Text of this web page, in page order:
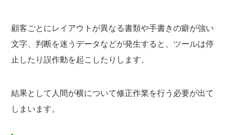
顧客ごとにレイアウトが異なる書類や手書きの癖が強い
文字、判断を迷うデータなどが発生すると、ツールは停
止したり誤作動を起こしたりします。
結果として人間が横について修正作業を行う必要が出て
しまいます。